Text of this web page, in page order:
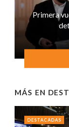
Primera
MÁS EN
DESTACADAS